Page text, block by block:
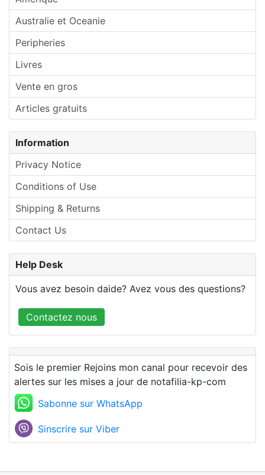
Australie et Oceanie
Peripheries
Livres
Vente en gros
Articles gratuits
Information
Privacy Notice
Conditions of Use
Shipping & Returns
Contact Us
Help Desk
Vous avez besoin daide? Avez vous des questions?
Contactez nous
Sois le premier Rejoins mon canal pour recevoir des
alertes sur les mises a jour de notafilia-kp-com
Sabonne sur WhatsApp
Sinscrire sur Viber